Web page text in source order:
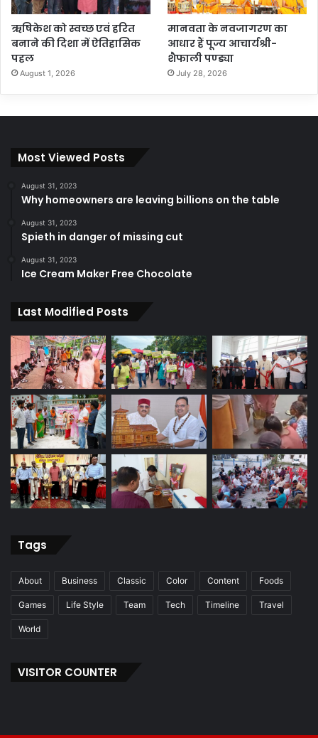
ऋषिकेश को स्वच्छ एवं हरित
बनाने की दिशा में ऐतिहासिक
पहल
August 1, 2026
मानवता के नवजागरण का
आधार हैं पूज्य आचार्यश्री-
शैफाली पण्ड्या
July 28, 2026
Most Viewed Posts
August 31, 2023
Why homeowners are leaving billions on the table
August 31, 2023
Spieth in danger of missing cut
August 31, 2023
Ice Cream Maker Free Chocolate
Last Modified Posts
Tags
About Business Classic Color Content Foods
Games Life Style Team Tech Timeline Travel
World
VISITOR COUNTER